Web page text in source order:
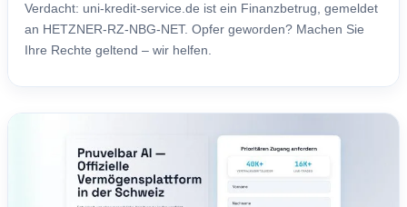
Verdacht: uni-kredit-service.de ist ein Finanzbetrug, gemeldet
an HETZNER-RZ-NBG-NET. Opfer geworden? Machen Sie
Ihre Rechte geltend – wir helfen.